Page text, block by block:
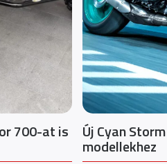
700-at is Új Cyan
modellekhez